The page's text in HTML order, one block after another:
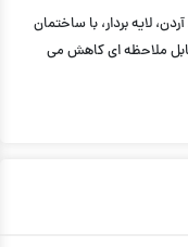
کرم لایه بردار آردن، پوست را به صورت ملایم لایه برداری می کند و باعث افزایش رطوبت و جوانسازی پوست صورت هم می شود. همچنین لک های قهوه ای پوست را به تریج بی رنگ و محو می کند. كرم آلفا هیدروكسی اسید AHA12% آردن، لایه بردار، با ساختمان
ملاحظه ای کاهش می